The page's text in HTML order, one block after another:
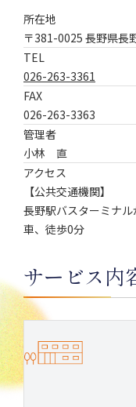
所在地
〒381-0025 長野県長
TEL
026-263-3361
FAX
026-263-3363
管理者
小林 直
アクセス
【公共交通機関】
長野駅バスターミナ
車、徒歩0分
サービス内